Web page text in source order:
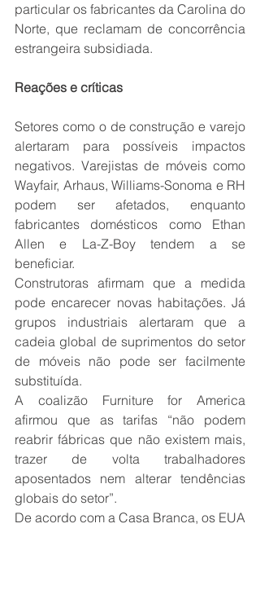
particular os fabricantes da Carolina do
Norte, que reclamam de concorrência
estrangeira subsidiada.
Reações e críticas
Setores como o de construção e varejo
alertaram para possíveis impactos
negativos. Varejistas de móveis como
Wayfair, Arhaus, Williams-Sonoma e RH
podem ser afetados, enquanto
fabricantes domésticos como Ethan
Allen e La-Z-Boy tendem a se
beneficiar.
Construtoras afirmam que a medida
pode encarecer novas habitações. Já
grupos industriais alertaram que a
cadeia global de suprimentos do setor
de móveis não pode ser facilmente
substituída.
A coalizão Furniture for America
afirmou que as tarifas “não podem
reabrir fábricas que não existem mais,
trazer de volta trabalhadores
aposentados nem alterar tendências
globais do setor”.
De acordo com a Casa Branca, os EUA